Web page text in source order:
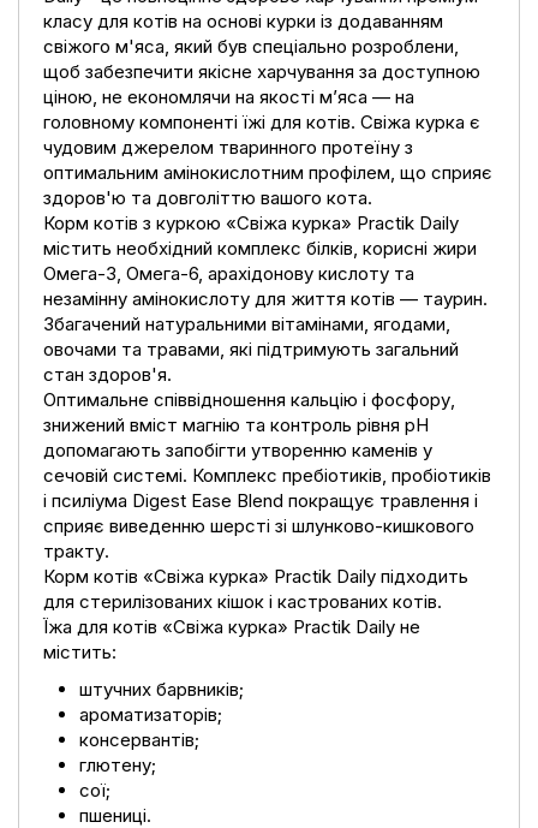
класу для котів на основі курки із додаванням
свіжого м'яса, який був спеціально розроблени,
щоб забезпечити якісне харчування за доступною
ціною, не економлячи на якості м’яса — на
головному компоненті їжі для котів. Свіжа курка є
чудовим джерелом тваринного протеїну з
оптимальним амінокислотним профілем, що сприяє
здоров'ю та довголіттю вашого кота.
Корм котів з куркою «Свіжа курка» Practik Daily
містить необхідний комплекс білків, корисні жири
Омега-3, Омега-6, арахідонову кислоту та
незамінну амінокислоту для життя котів — таурин.
Збагачений натуральними вітамінами, ягодами,
овочами та травами, які підтримують загальний
стан здоров'я.
Оптимальне співвідношення кальцію і фосфору,
знижений вміст магнію та контроль рівня pH
допомагають запобігти утворенню каменів у
сечовій системі. Комплекс пребіотиків, пробіотиків
і псиліума Digest Ease Blend покращує травлення і
сприяє виведенню шерсті зі шлунково-кишкового
тракту.
Корм котів «Свіжа курка» Practik Daily підходить
для стерилізованих кішок і кастрованих котів.
Їжа для котів «Свіжа курка» Practik Daily не
містить:
штучних барвників;
ароматизаторів;
консервантів;
глютену;
сої;
пшениці.